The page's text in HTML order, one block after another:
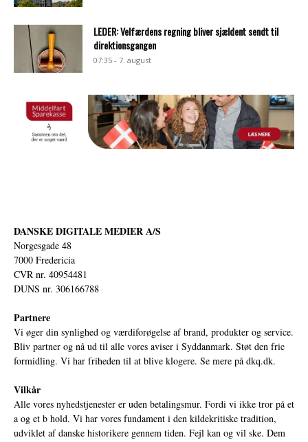
LEDER: Velfærdens regning bliver sjældent sendt til
direktionsgangen
07:35 - 7. august
DANSKE DIGITALE MEDIER A/S
Norgesgade 48
7000 Fredericia
CVR nr. 40954481
DUNS nr. 306166788
Partnere
Vi øger din synlighed og værdiforøgelse af brand, produkter og service.
Bliv partner og nå ud til alle vores aviser i Syddanmark. Støt den frie
formidling. Vi har friheden til at blive klogere. Se mere på dkq.dk.
Vilkår
Alle vores nyhedstjenester er uden betalingsmur. Fordi vi ikke tror på et
a og et b hold. Vi har vores fundament i den kildekritiske tradition,
udviklet af danske historikere gennem tiden. Fejl kan og vil ske. Dem